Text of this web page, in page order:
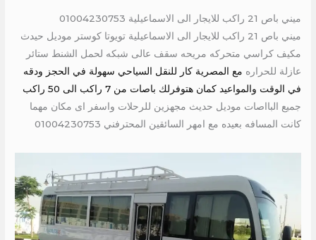
ميني باص 21 راكب للايجار الى الاسماعيلية 01004230753
ميني باص 21 راكب للايجار الى الاسماعيلية تويوتا كوستر موديل حيدث
مكيف كراسي متحركه مريحه سقف عالى شبكه لحمل الشنط ستائر
عازلة للحراره مع المصرية كار للنقل السياحي سهولة في الحجز ودقه
في الوقت والمواعيد كمان هتوفرلك باصات من 7 راكب الى 50 راكب
جميع البااصات موديل حديث مجهزين للرحلات واسفر اى مكان مهما
كانت المسافه بعيده مع امهر السائقين المحترفني 01004230753